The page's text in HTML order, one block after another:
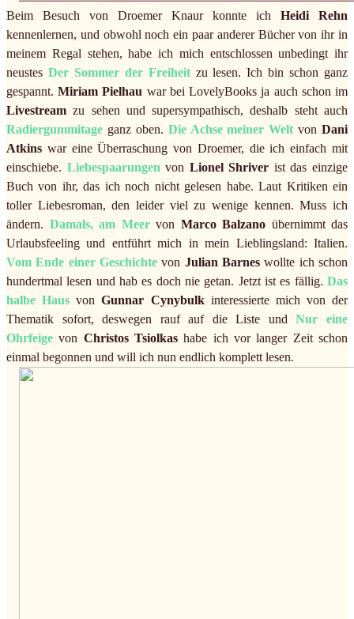
Beim Besuch von Droemer Knaur konnte ich Heidi Rehn
kennenlernen, und obwohl noch ein paar anderer Bücher von ihr in
meinem Regal stehen, habe ich mich entschlossen unbedingt ihr
neustes Der Sommer der Freiheitzu lesen. Ich bin schon ganz
gespannt.Miriam Pielhau war bei LovelyBooks ja auch schon im
Livestream zu sehen und supersympathisch, deshalb steht auch
Radiergummitage ganz oben. Die Achse meiner Welt von Dani
Atkins war eine Überraschung von Droemer, die ich einfach mit
einschiebe. Liebespaarungen von Lionel Shriver ist das einzige
Buch von ihr, das ich noch nicht gelesen habe. Laut Kritiken ein
toller Liebesroman, den leider viel zu wenige kennen. Muss ich
ändern. Damals, am Meervon Marco Balzano übernimmt das
Urlaubsfeeling und entführt mich in mein Lieblingsland: Italien.
Vom Ende einer Geschichte von Julian Barnes wollte ich schon
hundertmal lesen und hab es doch nie getan. Jetzt ist es fällig. Das
halbe HausvonGunnar Cynybulkinteressierte mich von der
Thematik sofort, deswegen rauf auf die Liste undNur eine
Ohrfeige von Christos Tsiolkas habe ich vor langer Zeit schon
einmal begonnen und will ich nun endlich komplett lesen.